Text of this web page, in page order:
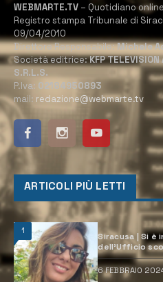
WEBMARTE.TV – Quotidiano online
Registro stampa Tribunale di
09/04/2010
Direttore Responsabile:Michele
Società editrice:KFP TELEVISION
S.R.L.S.
P.Iva: 02184950893
mail: redazione@webmarte.tv
ARTICOLI PIÙ LETTI
1
Siracusa | Si è
dell’Ufficio
6 FEBBRAIO